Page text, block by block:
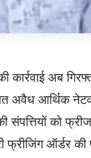
अब
अवैध आर्थिक
को
फ्रीजिंग ऑर्डर की